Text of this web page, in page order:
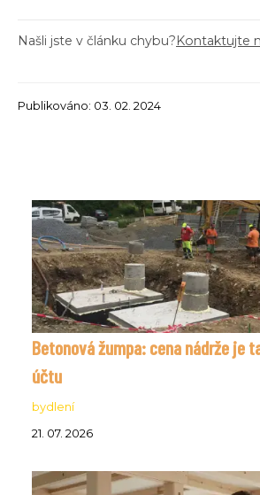
Našli jste v článku chybu?Kontaktujte
Publikováno: 03. 02. 2024
Betonová žumpa: cena nádrže je
účtu
bydlení
21. 07. 2026